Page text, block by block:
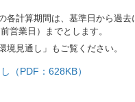
各計算期間は、基準日から過去
営業日）までとします。
境見通し」もご覧ください。
（PDF：628KB）